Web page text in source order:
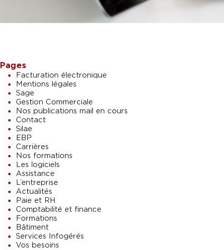
Pages
Facturation électronique
Mentions légales
Sage
Gestion Commerciale
Nos publications mail en cours
Contact
Silae
EBP
Carrières
Nos formations
Les logiciels
Assistance
L’entreprise
Actualités
Paie et RH
Comptabilité et finance
Formations
Bâtiment
Services Infogérés
Vos besoins